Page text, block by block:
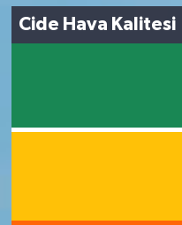
Cide Hava Kalitesi